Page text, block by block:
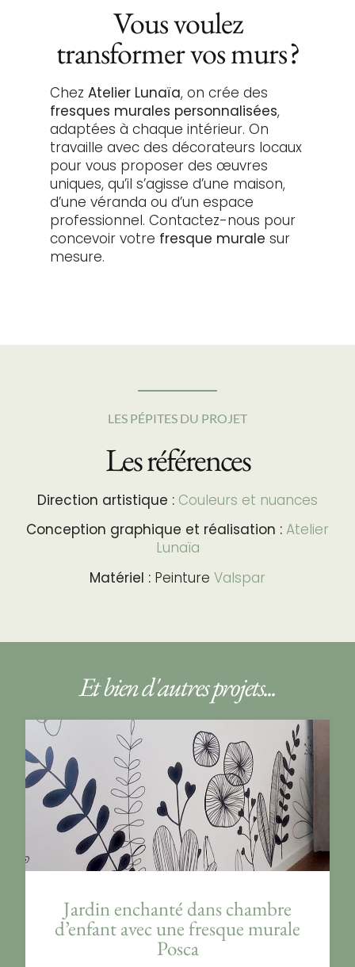
Vous voulez
transformer vos murs ?
Chez Atelier Lunaïa, on crée des
fresques murales personnalisées,
adaptées à chaque intérieur. On
travaille avec des décorateurs locaux
pour vous proposer des œuvres
uniques, qu’il s’agisse d’une maison,
d’une véranda ou d’un espace
professionnel. Contactez-nous pour
concevoir votre fresque murale sur
mesure.
LES PÉPITES DU PROJET
Les références
Direction artistique : Couleurs et nuances
Conception graphique et réalisation : Atelier
Lunaïa
Matériel : Peinture Valspar
Et bien d'autres projets...
Jardin enchanté dans chambre
d’enfant avec une fresque murale
Posca